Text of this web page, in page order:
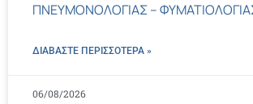
ΠΝΕΥΜΟΝΟΛΟΓΙΑΣ –
ΔΙΑΒΑΣΤΕ ΠΕΡΙΣΣΌΤΕΡΑ »
06/08/2026